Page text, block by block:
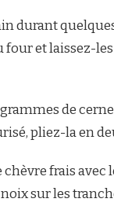
durant
four et laissez-
de
pliez-la en
frais avec
sur les